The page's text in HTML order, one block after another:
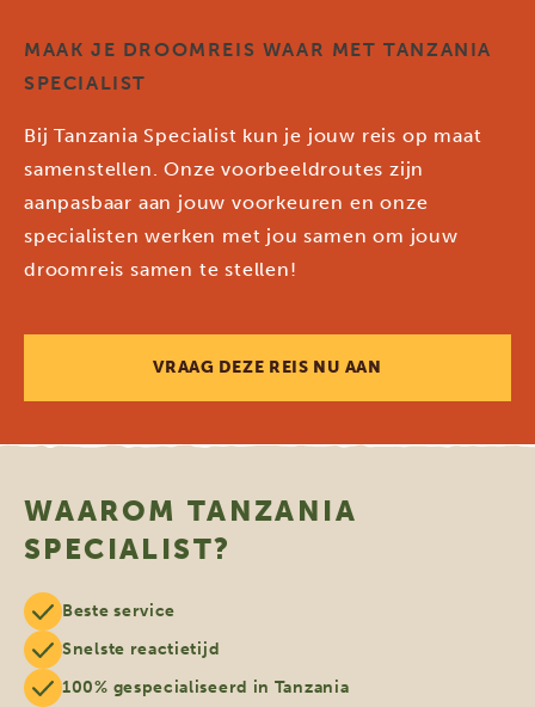
MAAK JE DROOMREIS WAAR MET TANZANIA
SPECIALIST
Bij Tanzania Specialist kun je jouw reis op maat
samenstellen. Onze voorbeeldroutes zijn
aanpasbaar aan jouw voorkeuren en onze
specialisten werken met jou samen om jouw
droomreis samen te stellen!
VRAAG DEZE REIS NU AAN
WAAROM TANZANIA
SPECIALIST?
Beste service
Snelste reactietijd
100% gespecialiseerd in Tanzania